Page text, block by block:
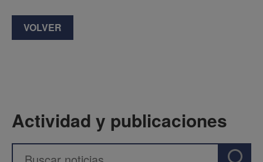
VOLVER
Actividad y publicaciones